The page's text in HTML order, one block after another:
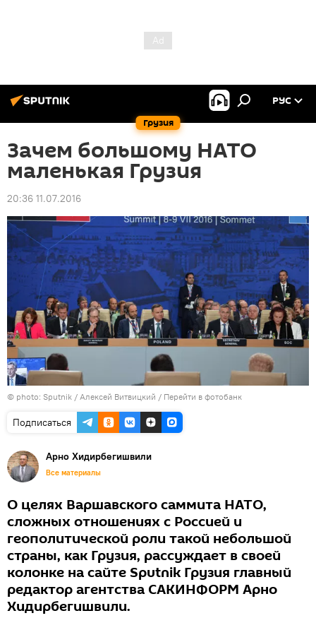
Грузия
РУС
Зачем большому НАТО
маленькая Грузия
20:36 11.07.2016
© photo: Sputnik / Алексей Витвицкий / Перейти в фотобанк
Подписаться
Арно Хидирбегишвили
Все материалы
О целях Варшавского саммита НАТО,
сложных отношениях с Россией и
геополитической роли такой небольшой
страны, как Грузия, рассуждает в своей
колонке на сайте Sputnik Грузия главный
редактор агентства САКИНФОРМ Арно
Хидирбегишвили.